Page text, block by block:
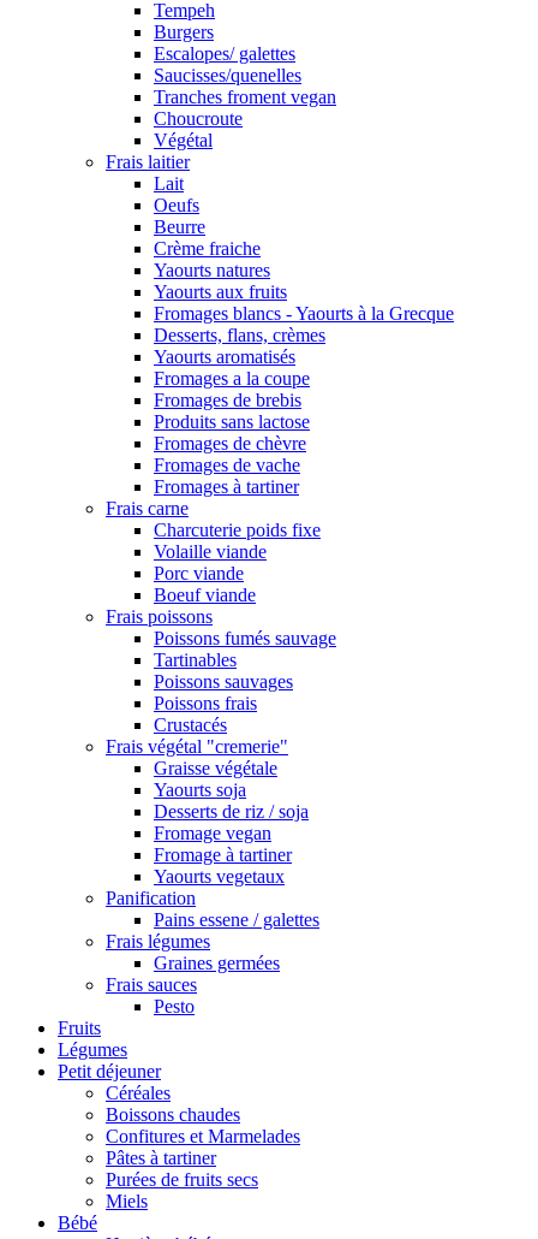
Tempeh
Burgers
Escalopes/ galettes
Saucisses/quenelles
Tranches froment vegan
Choucroute
Végétal
Frais laitier
Lait
Oeufs
Beurre
Crème fraiche
Yaourts natures
Yaourts aux fruits
Fromages blancs - Yaourts à la Grecque
Desserts, flans, crèmes
Yaourts aromatisés
Fromages a la coupe
Fromages de brebis
Produits sans lactose
Fromages de chèvre
Fromages de vache
Fromages à tartiner
Frais carne
Charcuterie poids fixe
Volaille viande
Porc viande
Boeuf viande
Frais poissons
Poissons fumés sauvage
Tartinables
Poissons sauvages
Poissons frais
Crustacés
Frais végétal "cremerie"
Graisse végétale
Yaourts soja
Desserts de riz / soja
Fromage vegan
Fromage à tartiner
Yaourts vegetaux
Panification
Pains essene / galettes
Frais légumes
Graines germées
Frais sauces
Pesto
Fruits
Légumes
Petit déjeuner
Céréales
Boissons chaudes
Confitures et Marmelades
Pâtes à tartiner
Purées de fruits secs
Miels
Bébé